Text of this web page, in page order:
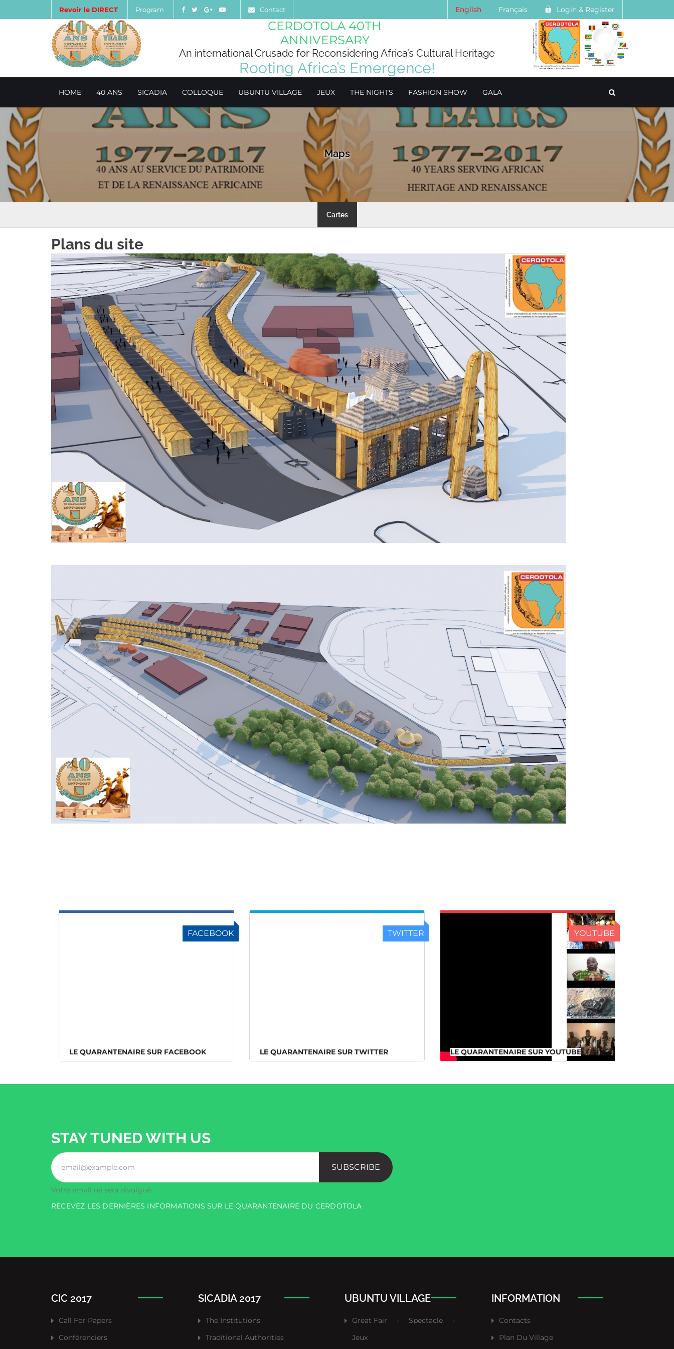
Revoir le DIRECT Program Contact English Français Login & Register
CERDOTOLA 40TH
ANNIVERSARY
An international Crusade for Reconsidering Africa’s Cultural Heritage
Rooting Africa’s Emergence!
HOME 40 ANS SICADIA COLLOQUE UBUNTU VILLAGE JEUX THE NIGHTS FASHION SHOW GALA
Maps
Cartes
Plans du site
FACEBOOK
LE QUARANTENAIRE SUR FACEBOOK
TWITTER
LE QUARANTENAIRE SUR TWITTER
YOUTUBE
LE QUARANTENAIRE SUR
LE QUARANTENAIRE SUR YOUTUBE
STAY TUNED WITH US
SUBSCRIBE
Votre email ne sera divulgué.
RECEVEZ LES DERNIÈRES INFORMATIONS SUR LE QUARANTENAIRE DU CERDOTOLA
CIC 2017
Call For Papers
Conférenciers
SICADIA 2017
The Institutions
Traditional Authorities
UBUNTU VILLAGE
Great Fair - Spectacle
-
Jeux
INFORMATION
Contacts
Plan Du Village